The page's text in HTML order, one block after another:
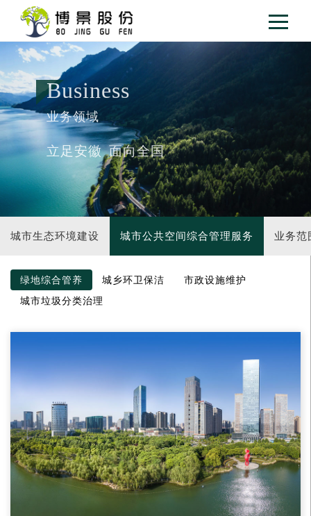
Business
业务领域
立足安徽 面向全国
城市生态环境建设 城市公共空间综合管理服务 业务范
绿地综合管养 城乡环卫保洁
市政设施维护
城市垃圾分类治理